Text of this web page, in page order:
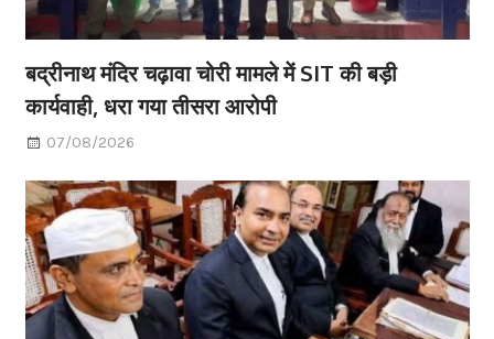
बद्रीनाथ मंदिर चढ़ावा चोरी मामले में SIT की बड़ी
कार्यवाही, धरा गया तीसरा आरोपी
07/08/2026